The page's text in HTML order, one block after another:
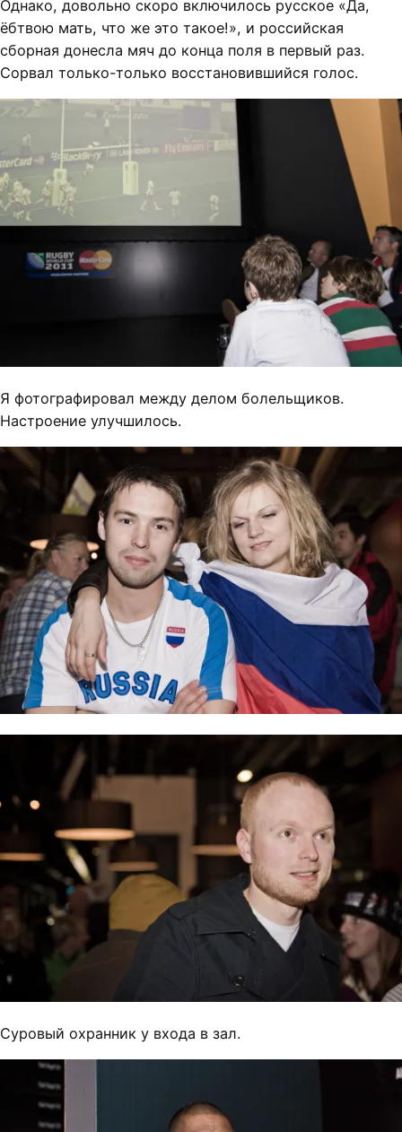
Однако, довольно скоро включилось русское «Да,
ёбтвою мать, что же это такое!», и российская
сборная донесла мяч до конца поля в первый раз.
Сорвал только-только восстановившийся голос.
Я фотографировал между делом болельщиков.
Настроение улучшилось.
Суровый охранник у входа в зал.